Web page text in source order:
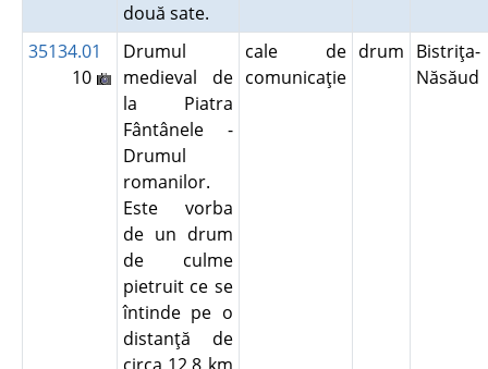
două sate.
35134.01
10
Drumul
medieval de
la Piatra
Fântânele -
Drumul
romanilor.
Este vorba
de un drum
de culme
pietruit ce se
întinde pe o
distanţă de
cale de
comunicaţie
drum Bistriţa-
Năsăud